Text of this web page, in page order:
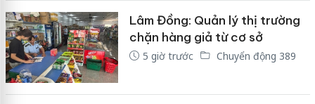
Lâm Đồng: Quản lý thị trường
chặn hàng giả từ cơ sở
5 giờ trước Chuyển động 389